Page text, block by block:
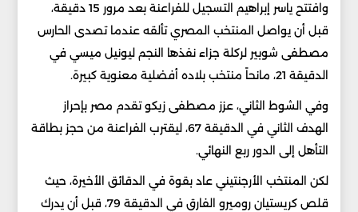
وافتتح ياسر إبراهيم التسجيل للفراعنة بعد مرور 15 دقيقة،
قبل أن يواصل المنتخب المصري تألقه عندما تصدى الحارس
مصطفى شوبير لركلة جزاء نفذها النجم ليونيل ميسي في
الدقيقة 21، مانحاً منتخب بلاده أفضلية معنوية كبيرة.
وفي الشوط الثاني، عزز مصطفى زيكو تقدم مصر بإحراز
الهدف الثاني في الدقيقة 67، ليقترب الفراعنة من حجز بطاقة
التأهل إلى الدور ربع النهائي.
لكن المنتخب الأرجنتيني عاد بقوة في الدقائق الأخيرة، حيث
قلص كريستيان روميرو الفارق في الدقيقة 79، قبل أن يدرك